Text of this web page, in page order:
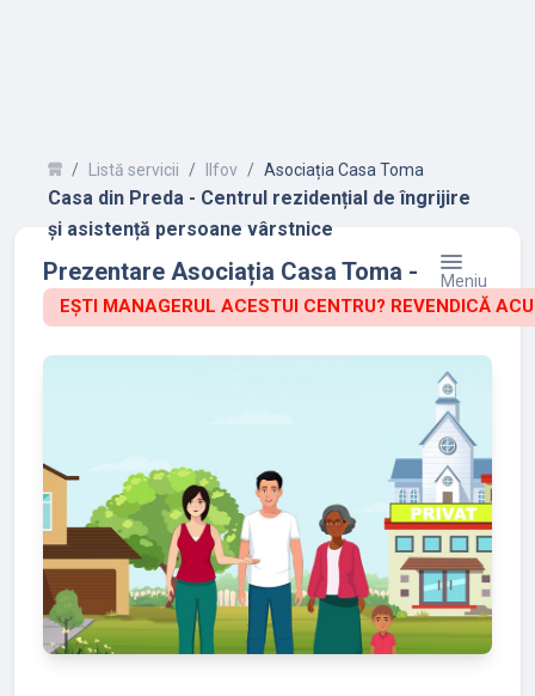
Listă servicii Ilfov Asociația Casa Toma
Casa din Preda - Centrul rezidențial de îngrijire
și asistență persoane vârstnice
Meniu
Prezentare Asociația Casa Toma -
EȘTI MANAGERUL ACESTUI CENTRU? REVENDICĂ